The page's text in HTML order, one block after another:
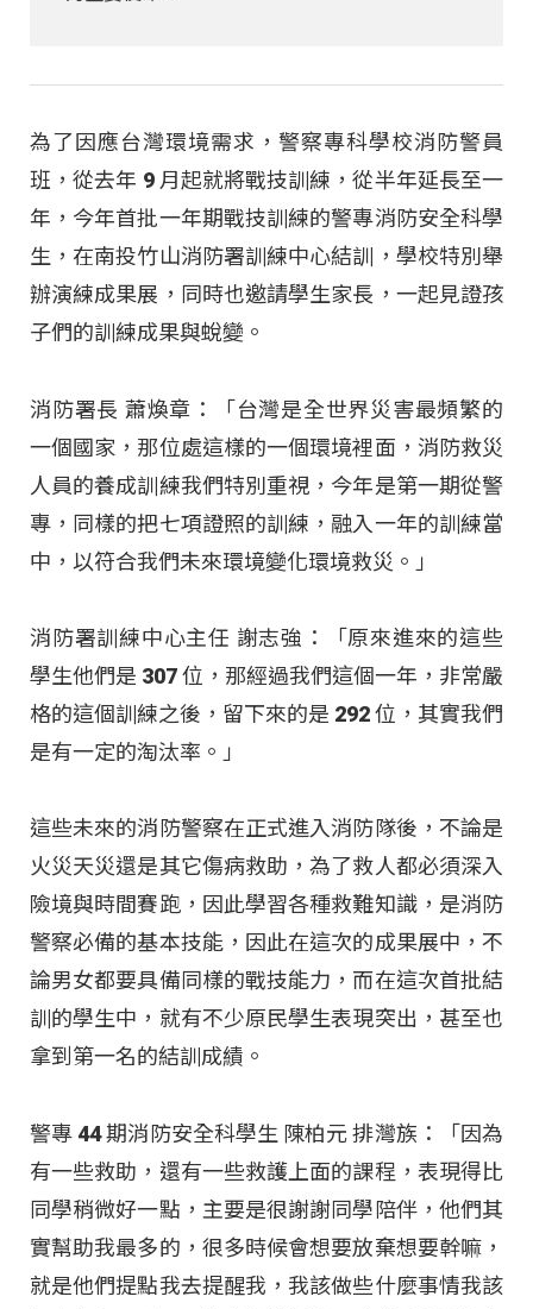
為了因應台灣環境需求，警察專科學校消防警員
班，從去年 9 月起就將戰技訓練，從半年延長至一
年，今年首批一年期戰技訓練的警專消防安全科學
生，在南投竹山消防署訓練中心結訓，學校特別舉
辦演練成果展，同時也邀請學生家長，一起見證孩
子們的訓練成果與蛻變。
消防署長 蕭煥章：「台灣是全世界災害最頻繁的
一個國家，那位處這樣的一個環境裡面，消防救災
人員的養成訓練我們特別重視，今年是第一期從警
專，同樣的把七項證照的訓練，融入一年的訓練當
中，以符合我們未來環境變化環境救災 。」
消防署訓練中心主任 謝志強：「原來進來的這些
學生他們是 307 位，那經過我們這個一年，非常嚴
格的這個訓練之後，留下來的是 292 位，其實我們
是有一定的淘汰率 。」
這些未來的消防警察在正式進入消防隊後，不論是
火災天災還是其它傷病救助，為了救人都必須深入
險境與時間賽跑，因此學習各種救難知識，是消防
警察必備的基本技能，因此在這次的成果展中，不
論男女都要具備同樣的戰技能力，而在這次首批結
訓的學生中，就有不少原民學生表現突出，甚至也
拿到第一名的結訓成績 。
警專 44 期消防安全科學生 陳柏元 排灣族：「因為
有一些救助，還有一些救護上面的課程，表現得比
同學稍微好一點，主要是很謝謝同學陪伴，他們其
實幫助我最多的，很多時候會想要放棄想要幹嘛，
就是他們提點我去提醒我，我該做些什麼事情我該